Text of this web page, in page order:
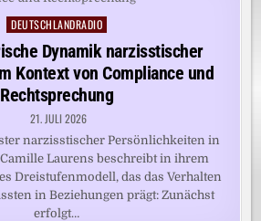
Posted
DEUTSCHLANDRADIO
Dynamik narzisstischer
Kontext von Compliance und
Rechtsprechung
21. JULI 2026
narzisstischer Persönlichkeiten in
Laurens beschreibt in ihrem
Dreistufenmodell, das das Verhalten
in Beziehungen prägt: Zunächst
erfolgt…